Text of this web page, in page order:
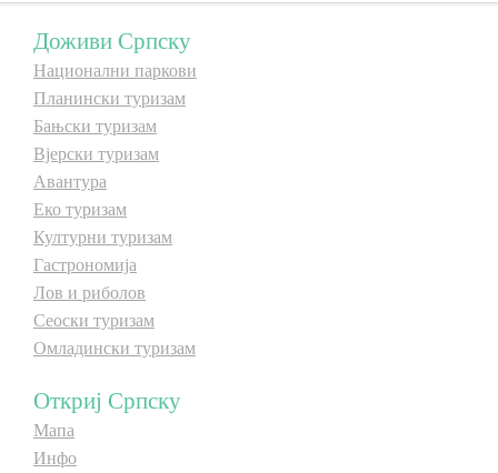
Доживи Српску
Национални паркови
Планински туризам
Бањски туризам
Вјерски туризам
Авантура
Еко туризам
Културни туризам
Гастрономија
Лов и риболов
Сеоски туризам
Омладински туризам
Откриј Српску
Мапа
Инфо